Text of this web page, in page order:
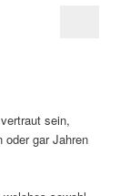
sein,
oder gar Jahren